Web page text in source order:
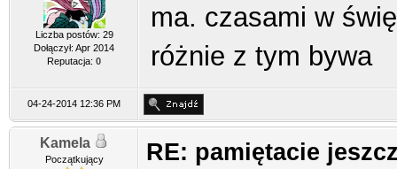
Liczba postów: 29
Dołączył: Apr 2014
Reputacja: 0
ma. czasami w
różnie z tym bywa
04-24-2014 12:36 PM
Kamela
Początkujący RE: pamiętacie